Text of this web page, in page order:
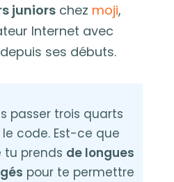
juniorschez moji,
Internet avec
ses débuts.
passer trois quarts
code. Est-ce que
tu prends de longues
pour te permettre